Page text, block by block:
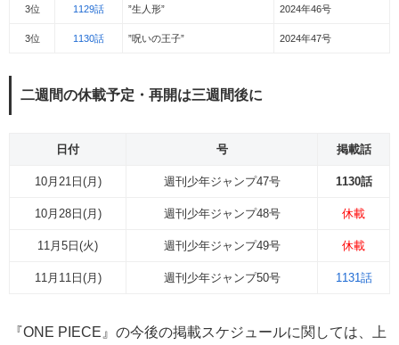
3位 1129話 ”生人形” 2024年46号
3位 1130話 ”呪いの王子” 2024年47号
二週間の休載予定・再開は三週間後に
日付 号 掲載話
10月21日(月) 週刊少年ジャンプ47号 1130話
10月28日(月) 週刊少年ジャンプ48号 休載
11月5日(火) 週刊少年ジャンプ49号 休載
11月11日(月) 週刊少年ジャンプ50号 1131話
『ONE PIECE』の今後の掲載スケジュールに関しては、上